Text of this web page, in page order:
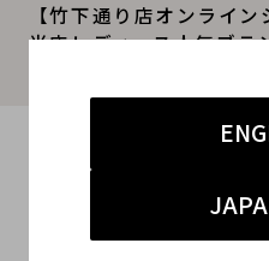
【竹下通り店オンライ
当店レディース人気ブ
#オンラインショップ